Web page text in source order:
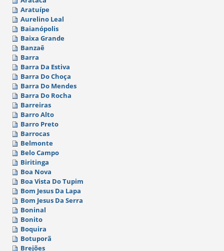
Aratuípe
Aurelino Leal
Baianópolis
Baixa Grande
Banzaê
Barra
Barra Da Estiva
Barra Do Choça
Barra Do Mendes
Barra Do Rocha
Barreiras
Barro Alto
Barro Preto
Barrocas
Belmonte
Belo Campo
Biritinga
Boa Nova
Boa Vista Do Tupim
Bom Jesus Da Lapa
Bom Jesus Da Serra
Boninal
Bonito
Boquira
Botuporã
Brejões